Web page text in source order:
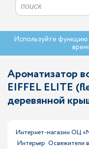
Используйте функцию
Ароматизатор
EIFFEL ELITE
деревянной
Интернет-магазин ОЦ
Интерьер Освежители